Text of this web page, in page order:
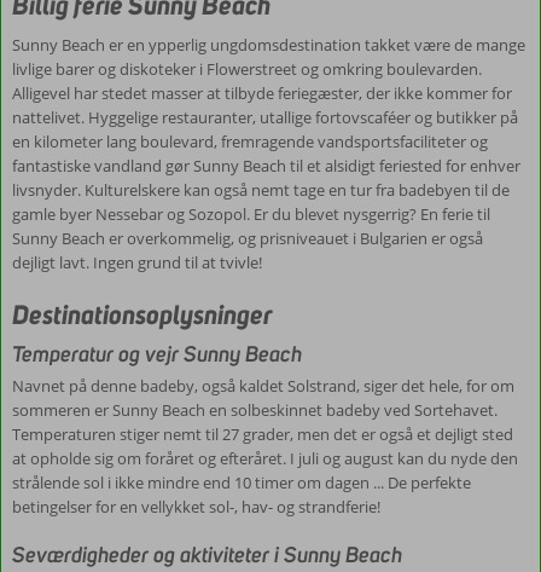
Sunny Beach er en ypperlig ungdomsdestination takket være de mange
livlige barer og diskoteker i Flowerstreet og omkring boulevarden.
Alligevel har stedet masser at tilbyde feriegæster, der ikke kommer for
nattelivet. Hyggelige restauranter, utallige fortovscaféer og butikker på
en kilometer lang boulevard, fremragende vandsportsfaciliteter og
fantastiske vandland gør Sunny Beach til et alsidigt feriested for enhver
livsnyder. Kulturelskere kan også nemt tage en tur fra badebyen til de
gamle byer Nessebar og Sozopol. Er du blevet nysgerrig? En ferie til
Sunny Beach er overkommelig, og prisniveauet i Bulgarien er også
dejligt lavt. Ingen grund til at tvivle!
Destinationsoplysninger
Temperatur og vejr Sunny Beach
Navnet på denne badeby, også kaldet Solstrand, siger det hele, for om
sommeren er Sunny Beach en solbeskinnet badeby ved Sortehavet.
Temperaturen stiger nemt til 27 grader, men det er også et dejligt sted
at opholde sig om foråret og efteråret. I juli og august kan du nyde den
strålende sol i ikke mindre end 10 timer om dagen ... De perfekte
betingelser for en vellykket sol-, hav- og strandferie!
Seværdigheder og aktiviteter i Sunny Beach